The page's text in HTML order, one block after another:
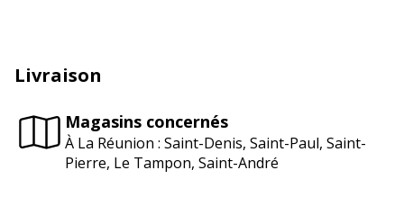
Livraison
Magasins concernés
À La Réunion : Saint-Denis, Saint-Paul, Saint-
Pierre, Le Tampon, Saint-André